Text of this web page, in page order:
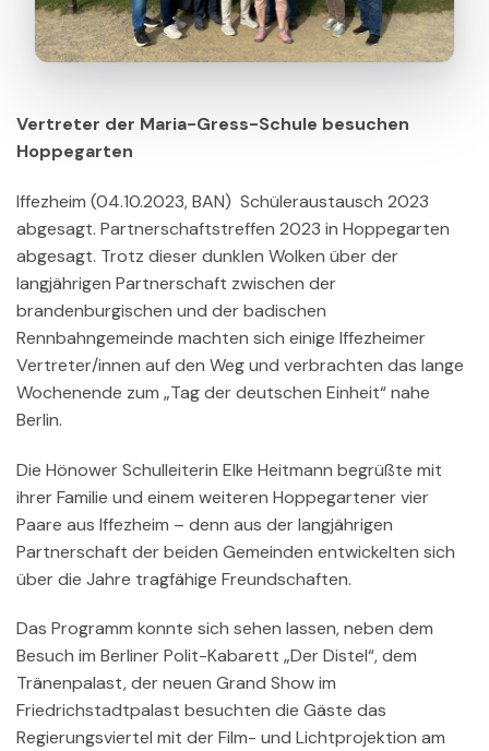
Vertreter der Maria-Gress-Schule besuchen
Hoppegarten
Iffezheim (04.10.2023, BAN) Schüleraustausch 2023
abgesagt. Partnerschaftstreffen 2023 in Hoppegarten
abgesagt. Trotz dieser dunklen Wolken über der
langjährigen Partnerschaft zwischen der
brandenburgischen und der badischen
Rennbahngemeinde machten sich einige Iffezheimer
Vertreter/innen auf den Weg und verbrachten das lange
Wochenende zum „Tag der deutschen Einheit“ nahe
Berlin.
Die Hönower Schulleiterin Elke Heitmann begrüßte mit
ihrer Familie und einem weiteren Hoppegartener vier
Paare aus Iffezheim – denn aus der langjährigen
Partnerschaft der beiden Gemeinden entwickelten sich
über die Jahre tragfähige Freundschaften.
Das Programm konnte sich sehen lassen, neben dem
Besuch im Berliner Polit-Kabarett „Der Distel“, dem
Tränenpalast, der neuen Grand Show im
Friedrichstadtpalast besuchten die Gäste das
Regierungsviertel mit der Film- und Lichtprojektion am